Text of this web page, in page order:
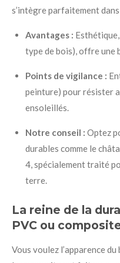
s’intègre parfaitement
Avantages :
type de bois), offre une
Points de vigilance :
peinture) pour résister
ensoleillés.
Notre conseil : Optez
durables comme le
4, spécialement traité
terre.
La reine de la
PVC ou
Vous voulez l’apparence